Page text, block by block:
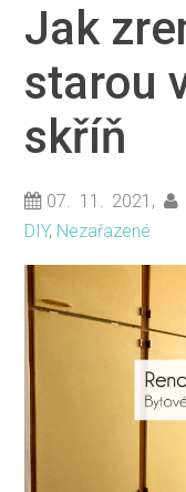
Jak
starou
skříň
07. 11. 2021,
DIY, Nezařazené